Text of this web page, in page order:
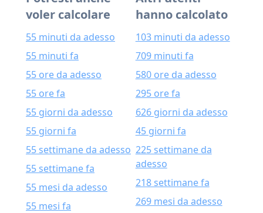
voler calcolare
55 minuti da adesso
55 minuti fa
55 ore da adesso
55 ore fa
55 giorni da adesso
55 giorni fa
55 settimane da adesso
55 settimane fa
55 mesi da adesso
55 mesi fa
hanno calcolato
103 minuti da adesso
709 minuti fa
580 ore da adesso
295 ore fa
626 giorni da adesso
45 giorni fa
225 settimane da
adesso
218 settimane fa
269 mesi da adesso